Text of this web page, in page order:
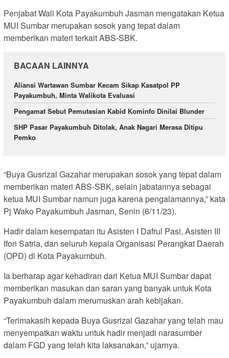
Penjabat Wali Kota Payakumbuh Jasman mengatakan Ketua
MUI Sumbar merupakan sosok yang tepat dalam
memberikan materi terkait ABS-SBK.
BACAAN LAINNYA
Aliansi Wartawan Sumbar Kecam Sikap Kasatpol PP
Payakumbuh, Minta Walikota Evaluasi
Pengamat Sebut Pemutasian Kabid Kominfo Dinilai Blunder
SHP Pasar Payakumbuh Ditolak, Anak Nagari Merasa Ditipu
Pemko
“Buya Gusrizal Gazahar merupakan sosok yang tepat dalam
memberikan materi ABS-SBK, selain jabatannya sebagai
ketua MUI Sumbar namun juga karena pengalamannya,” kata
Pj Wako Payakumbuh Jasman, Senin (6/11/23).
Hadir dalam kesempatan itu Asisten I Dafrul Pasi, Asisten III
Ifon Satria, dan seluruh kepala Organisasi Perangkat Daerah
(OPD) di Kota Payakumbuh.
Ia berharap agar kehadiran dari Ketua MUI Sumbar dapat
memberikan masukan dan saran yang banyak untuk Kota
Payakumbuh dalam merumuskan arah kebijakan.
“Terimakasih kepada Buya Gusrizal Gazahar yang telah mau
menyempatkan waktu untuk hadir menjadi narasumber
dalam FGD yang telah kita laksanakan,” ujarnya.